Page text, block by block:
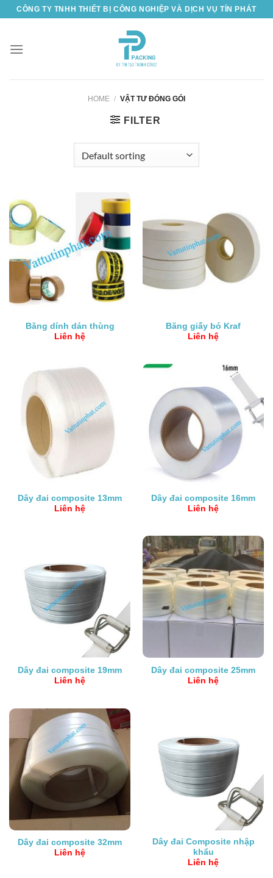
Chuyển
dung
CÔNG TY TNHH THIẾT BỊ CÔNG NGHIỆP VÀ DỊCH VỤ TÍN PHÁT
HOME / VẬT TƯ ĐÓNG GÓI
FILTER
Băng dính dán thùng
Liên hệ
Băng giấy bó Kraf
Liên hệ
Dây đai composite 13mm
Liên hệ
Dây đai composite 16mm
Liên hệ
Dây đai composite 19mm
Liên hệ
Dây đai composite 25mm
Liên hệ
Dây đai composite 32mm
Liên hệ
Dây đai Composite nhập
khẩu
Liên hệ